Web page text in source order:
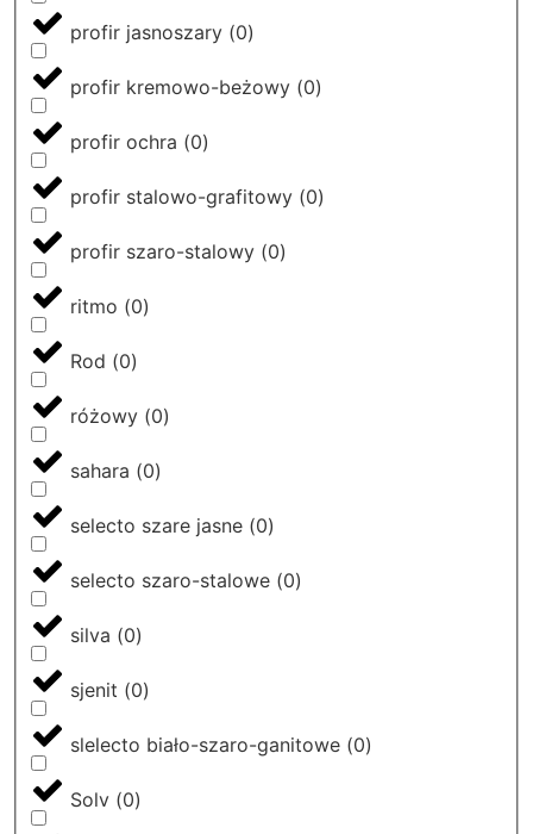
profir jasnoszary (0)
profir kremowo-beżowy (0)
profir ochra (0)
profir stalowo-grafitowy (0)
profir szaro-stalowy (0)
ritmo (0)
Rod (0)
różowy (0)
sahara (0)
selecto szare jasne (0)
selecto szaro-stalowe (0)
silva (0)
sjenit (0)
slelecto biało-szaro-ganitowe (0)
Solv (0)